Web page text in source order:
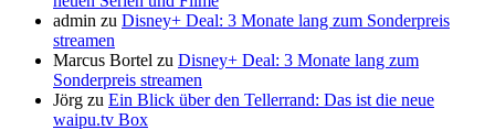
admin zu Disney+ Deal: 3 Monate lang zum Sonderpreis
streamen
Marcus Bortel zu Disney+ Deal: 3 Monate lang zum
Sonderpreis streamen
Jörg zu Ein Blick über den Tellerrand: Das ist die neue
waipu.tv Box